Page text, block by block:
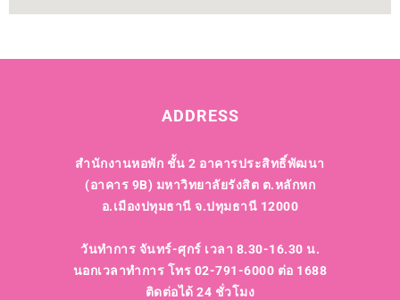
ADDRESS
สำนักงานหอพัก ชั้น 2 อาคารประสิทธิ์พัฒนา
(อาคาร 9B) มหาวิทยาลัยรังสิต ต.หลักหก
อ.เมืองปทุมธานี จ.ปทุมธานี 12000
วันทำการ จันทร์-ศุกร์ เวลา 8.30-16.30 น.
นอกเวลาทำการ โทร 02-791-6000 ต่อ 1688
ติดต่อได้ 24 ชั่วโมง